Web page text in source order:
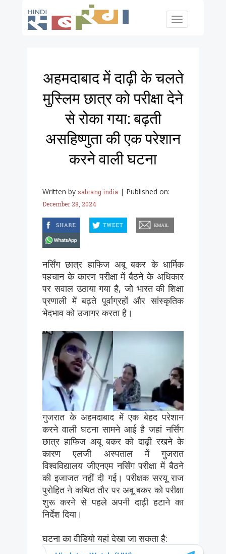
Toggle
अहमदाबाद में दाढ़ी के चलते
मुस्लिम छात्र को परीक्षा देने
से रोका गया: बढ़ती
असहिष्णुता की एक परेशान
करने वाली घटना
Written by sabrang india | Published on:
December 28, 2024
नर्सिंग छात्र हाफिज अबू बकर के धार्मिक
पहचान के कारण परीक्षा में बैठने के अधिकार
पर सवाल उठाया गया है, जो भारत की शिक्षा
प्रणाली में बढ़ते पूर्वाग्रहों और सांस्कृतिक
भेदभाव को उजागर करता है।
गुजरात के अहमदाबाद में एक बेहद परेशान
करने वाली घटना सामने आई है जहां नर्सिंग
छात्र हाफिज अबू बकर को दाढ़ी रखने के
कारण एलजी अस्पताल में गुजरात
विश्वविद्यालय जीएनएम नर्सिंग परीक्षा में बैठने
की इजाजत नहीं दी गई। परीक्षक सरयू राज
पुरोहित ने कथित तौर पर अबू बकर को परीक्षा
शुरू करने से पहले अपनी दाढ़ी हटाने का
निर्देश दिया।
घटना का वीडियो यहां देखा जा सकता है: